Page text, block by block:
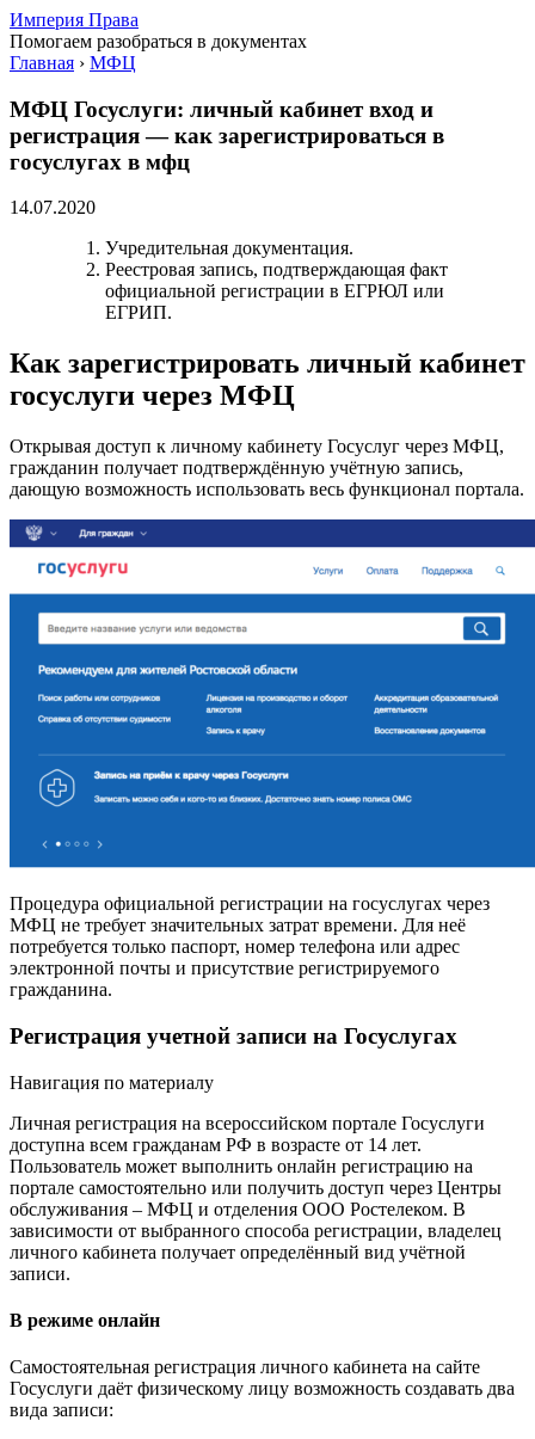
Империя Права
Помогаем разобраться в документах
Главная › МФЦ
МФЦ Госуслуги: личный кабинет вход и
регистрация — как зарегистрироваться в
госуслугах в мфц
14.07.2020
Учредительная документация.
Реестровая запись, подтверждающая факт
официальной регистрации в ЕГРЮЛ или
ЕГРИП.
Как зарегистрировать личный кабинет
госуслуги через МФЦ
Открывая доступ к личному кабинету Госуслуг через МФЦ,
гражданин получает подтверждённую учётную запись,
дающую возможность использовать весь функционал портала.
Процедура официальной регистрации на госуслугах через
МФЦ не требует значительных затрат времени. Для неё
потребуется только паспорт, номер телефона или адрес
электронной почты и присутствие регистрируемого
гражданина.
Регистрация учетной записи на Госуслугах
Навигация по материалу
Личная регистрация на всероссийском портале Госуслуги
доступна всем гражданам РФ в возрасте от 14 лет.
Пользователь может выполнить онлайн регистрацию на
портале самостоятельно или получить доступ через Центры
обслуживания – МФЦ и отделения ООО Ростелеком. В
зависимости от выбранного способа регистрации, владелец
личного кабинета получает определённый вид учётной
записи.
В режиме онлайн
Самостоятельная регистрация личного кабинета на сайте
Госуслуги даёт физическому лицу возможность создавать два
вида записи: